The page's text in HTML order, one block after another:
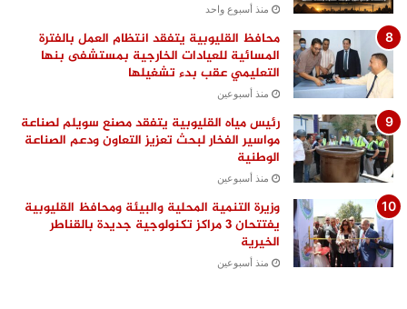
منذ أسبوع واحد
محافظ القليوبية يتفقد انتظام العمل بالفترة
المسائية للعيادات الخارجية بمستشفى بنها
التعليمي عقب بدء تشغيلها
منذ أسبوعين
رئيس مياه القليوبية يتفقد مصنع سويلم لصناعة
مواسير الفخار لبحث تعزيز التعاون ودعم الصناعة
الوطنية
منذ أسبوعين
وزيرة التنمية المحلية والبيئة ومحافظ القليوبية
يفتتحان 3 مراكز تكنولوجية جديدة بالقناطر
الخيرية
منذ أسبوعين